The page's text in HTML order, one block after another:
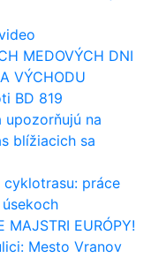
MEDOVÝCH DNI
VÝCHODU
BD 819
upozorňujú na
blížiacich sa
práce
EURÓPY!
Mesto Vranov